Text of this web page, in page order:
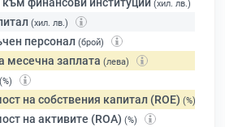
финансови институции (хил. лв.)
(хил. лв.)
персонал (брой)
месечна заплата (лева)
(%)
на собствения капитал (ROE) (%)
на активите (ROA) (%)